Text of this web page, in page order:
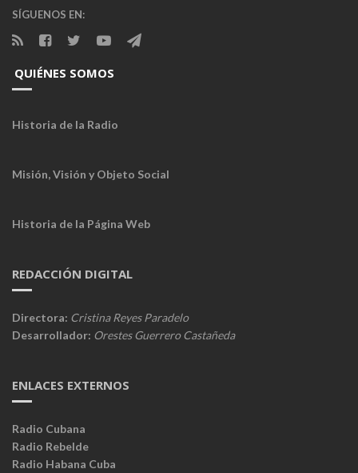
SÍGUENOS EN:
QUIÉNES SOMOS
Historia de la Radio
Misión, Visión y Objeto Social
Historia de la Página Web
REDACCIÓN DIGITAL
Directora: Cristina Reyes Paradelo
Desarrollador: Orestes Guerrero Castañeda
ENLACES EXTERNOS
Radio Cubana
Radio Rebelde
Radio Habana Cuba